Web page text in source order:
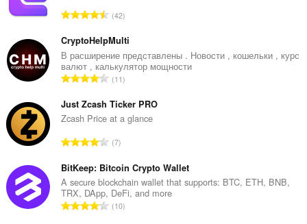
e
o
t
a
d
e
o
e
s
N
m
b
r
e
o
t
a
d
e
n
o
42
CryptoHelpMulti
В расширение представлены . Новости , кошельки , курс
валют , калькулятор мощности
N
m
b
e
o
t
a
11
Just Zcash Ticker PRO
Zcash Price at a glance
N
m
b
e
7
BitKeep: Bitcoin Crypto Wallet
A secure blockchain wallet that supports: BTC, ETH, BNB,
TRX, DApp, DeFi, and more
N10